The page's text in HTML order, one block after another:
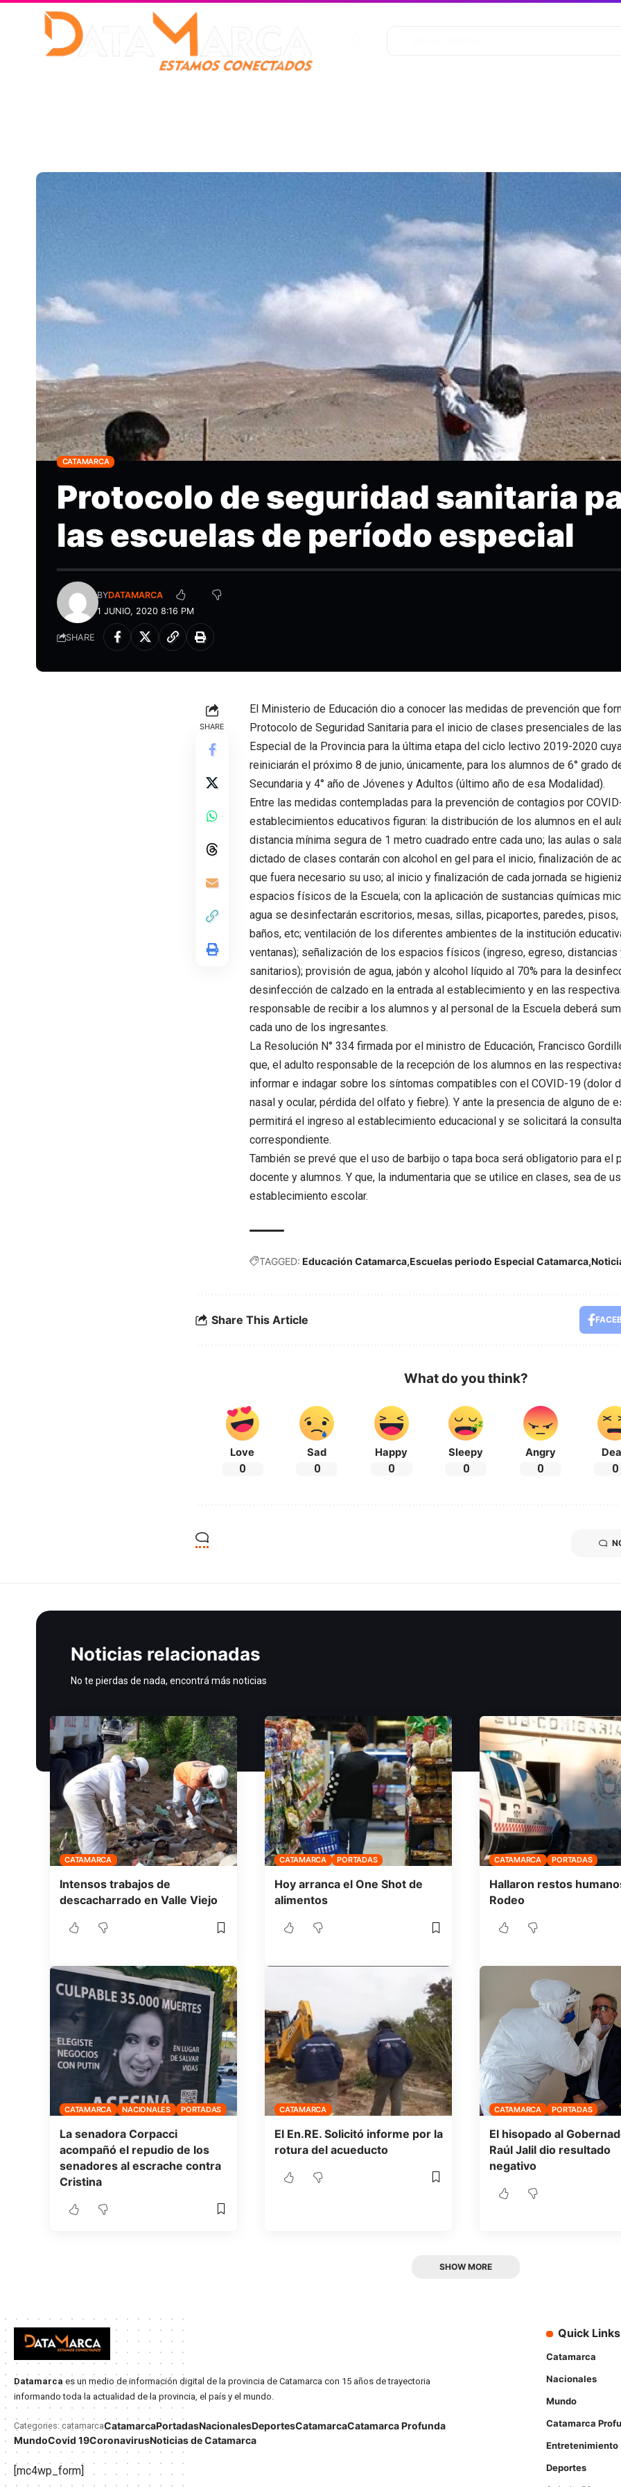
CATAMARCA
Protocolo de seguridad sanitaria
las escuelas de período especial
1 JUNIO, 2020 8:16 PM
BYDATAMARCA
SHARE
SHARE
El Ministerio de Educación dio a conocer las medidas de prevención que
Protocolo de Seguridad Sanitaria para el inicio de clases presenciales de
Especial de la Provincia para la última etapa del ciclo lectivo 2019-2020
reiniciarán el próximo 8 de junio, únicamente, para los alumnos de 6° grado
Secundaria y 4° año de Jóvenes y Adultos (último año de esa Modalidad).
Entre las medidas contempladas para la prevención de contagios por
establecimientos educativos figuran: la distribución de los alumnos en el
distancia mínima segura de 1 metro cuadrado entre cada uno; las aulas o
dictado de clases contarán con alcohol en gel para el inicio, finalización de
que fuera necesario su uso; al inicio y finalización de cada jornada se
espacios físicos de la Escuela; con la aplicación de sustancias químicas
agua se desinfectarán escritorios, mesas, sillas, picaportes, paredes,
baños, etc; ventilación de los diferentes ambientes de la institución
ventanas); señalización de los espacios físicos (ingreso, egreso, distancias
sanitarios); provisión de agua, jabón y alcohol líquido al 70% para la
desinfección de calzado en la entrada al establecimiento y en las
responsable de recibir a los alumnos y al personal de la Escuela deberá
cada uno de los ingresantes.
La Resolución N° 334 firmada por el ministro de Educación, Francisco
que, el adulto responsable de la recepción de los alumnos en las
informar e indagar sobre los síntomas compatibles con el COVID-19 (dolor
nasal y ocular, pérdida del olfato y fiebre). Y ante la presencia de alguno de
permitirá el ingreso al establecimiento educacional y se solicitará la
correspondiente.
También se prevé que el uso de barbijo o tapa boca será obligatorio para el
docente y alumnos. Y que, la indumentaria que se utilice en clases, sea de
establecimiento escolar.
TAGGED: Educación Catamarca Escuelas periodo Especial Catamarca
Share This Article
What do you think?
Love
0
Sad
0
Happy
0
Sleepy
0
Angry
0 0
Noticias relacionadas
No te pierdas de nada, encontrá más noticias
CATAMARCA
Intensos trabajos de
descacharrado en Valle Viejo
CATAMARCA PORTADAS
Hoy arranca el One Shot de
alimentos
CATAMARCA PORTADAS
Hallaron restos
Rodeo
CATAMARCA NACIONALES PORTADAS
La senadora Corpacci
acompañó el repudio de los
senadores al escrache contra
Cristina
CATAMARCA
El En.RE. Solicitó informe por la
rotura del acueducto
CATAMARCA PORTADAS
El hisopado al
Raúl Jalil dio resultado
negativo
SHOW MORE
Datamarca es un medio de información digital de la provincia de Catamarca con 15 años de trayectoria
informando toda la actualidad de la provincia, el país y el mundo.
Categories: catamarcaCatamarcaPortadasNacionalesDeportesCatamarcaCatamarca Profunda
MundoCovid 19CoronavirusNoticias de Catamarca
[mc4wp_form]
Quick Links
Catamarca
Nacionales
Mundo
Catamarca
Entretenimiento
Deportes